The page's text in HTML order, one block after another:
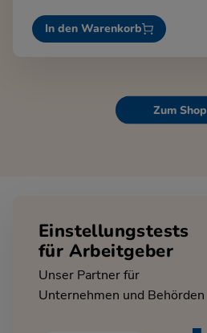
In den Warenkorb
Zum Shop
Einstellungstests
für Arbeitgeber
Unser Partner für
Unternehmen und Behörden